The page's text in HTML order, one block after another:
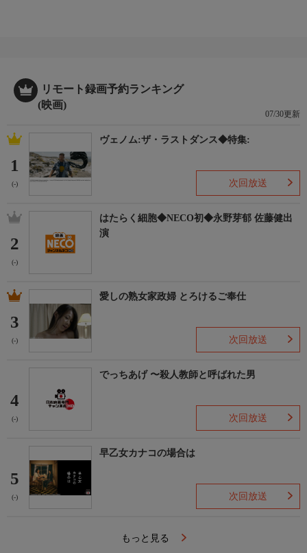
リモート録画予約ランキング
(映画)
07/30更新
1
(-)
ヴェノム:ザ・ラストダンス◆特集:
次回放送
2
(-)
はたらく細胞◆NECO初◆永野芽郁 佐藤健出
演
3
(-)
愛しの熟女家政婦 とろけるご奉仕
次回放送
4
(-)
でっちあげ 〜殺人教師と呼ばれた男
次回放送
5
(-)
早乙女カナコの場合は
次回放送
もっと見る